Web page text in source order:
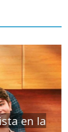
en la